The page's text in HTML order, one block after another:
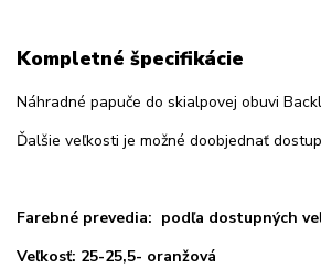
Kompletné špecifikácie
Náhradné papuče do skialpovej obuvi
Ďalšie veľkosti je možné doobjednať
Farebné prevedia: podľa dostupných
Veľkosť: 25-25,5- oranžová